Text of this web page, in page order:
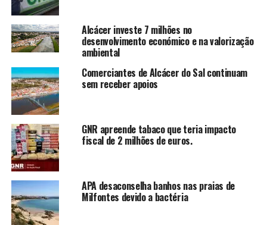
Alcácer investe 7 milhões no
desenvolvimento económico e na valorização
ambiental
Comerciantes de Alcácer do Sal continuam
sem receber apoios
GNR apreende tabaco que teria impacto
fiscal de 2 milhões de euros.
APA desaconselha banhos nas praias de
Milfontes devido a bactéria